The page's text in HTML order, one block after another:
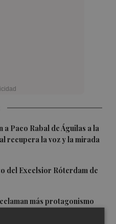
Paco Rabal de Águilas a la
recupera la voz y la mirada
del Excelsior Róterdam de
más protagonismo